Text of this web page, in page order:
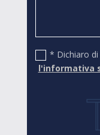
* Dichiaro
l'informativa